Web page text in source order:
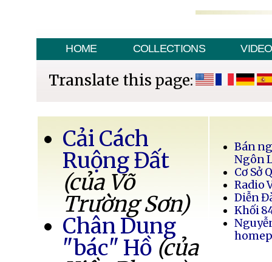
HOME COLLECTIONS VIDEO
Translate this page:
Cải Cách
Ruộng Đất
(của Võ
Trường Sơn)
Chân Dung
"bác" Hồ (của
Bán
Ngôn
Cơ Sở
Radio
Diễn
Khối